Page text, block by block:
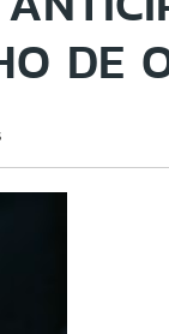
DE